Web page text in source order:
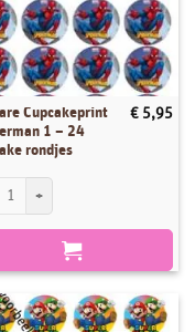
aantal
Cupcakeprint
1 – 24
rondjes
€ 5,95
Cupcakeprint Spiderman 1 - 24